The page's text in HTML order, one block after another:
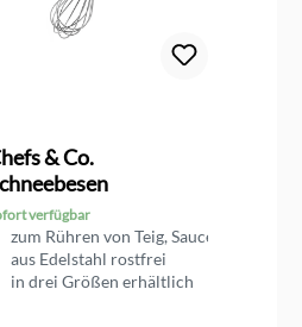
& Co.
verfügbar
zum Rühren von Teig, Saucen uvm.
aus Edelstahl rostfrei
in drei Größen erhältlich